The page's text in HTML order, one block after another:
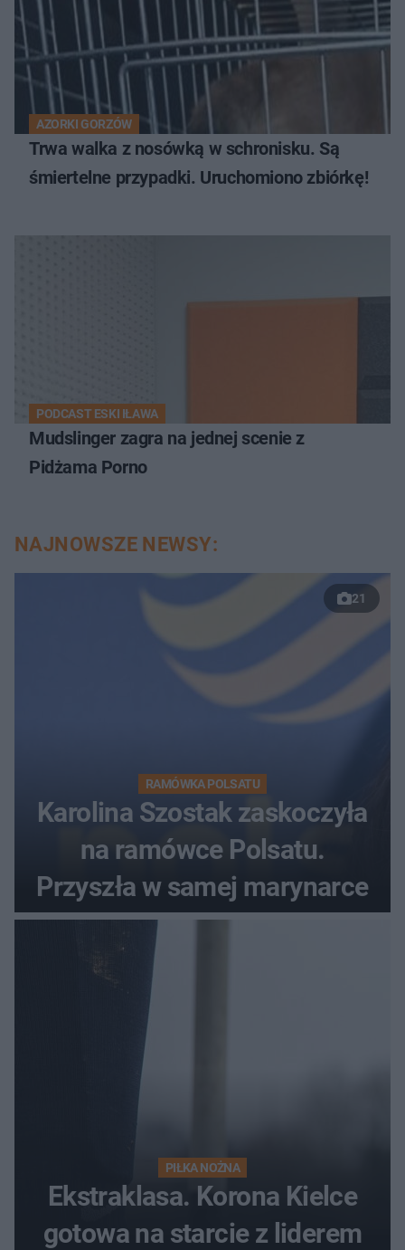
AZORKI GORZÓW
Trwa walka z nosówką w schronisku. Są
śmiertelne przypadki. Uruchomiono zbiórkę!
PODCAST ESKI IŁAWA
Mudslinger zagra na jednej scenie z
Pidżama Porno
NAJNOWSZE NEWSY:
21
RAMÓWKA POLSATU
Karolina Szostak zaskoczyła
na ramówce Polsatu.
Przyszła w samej marynarce
PIŁKA NOŻNA
Ekstraklasa. Korona Kielce
gotowa na starcie z liderem